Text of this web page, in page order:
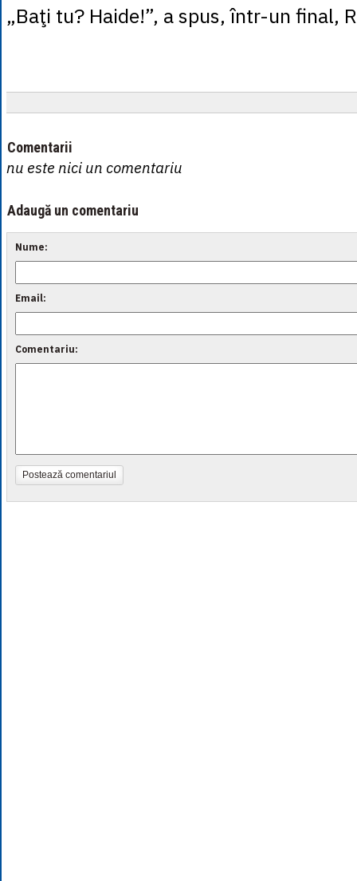
„Baţi tu? Haide!”, a spus, într-un final,
Comentarii
nu este nici un comentariu
Adaugă un comentariu
Nume:
Email:
Comentariu:
Postează comentariul